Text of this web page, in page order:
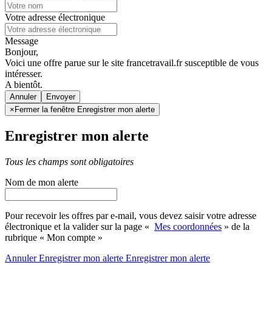
Votre adresse électronique
Message
Bonjour,
Voici une offre parue sur le site francetravail.fr susceptible de vous
intéresser.
A bientôt.
Annuler
× Fermer la fenêtre Enregistrer mon alerte
Enregistrer mon alerte
Tous les champs sont obligatoires
Nom de mon alerte
Pour recevoir les offres par e-mail, vous devez saisir votre adresse
électronique et la valider sur la page « Mes coordonnées » de la
rubrique « Mon compte »
AnnulerEnregistrer mon alerte Enregistrermon alerte